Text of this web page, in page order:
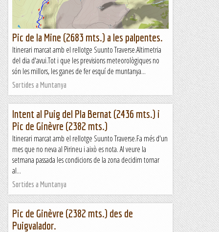
Pic de la Mine (2683 mts.) a les palpentes.
Itinerari marcat amb el rellotge Suunto Traverse.Altimetria
del dia d'avui.Tot i que les previsions meteorològiques no
són les millors, les ganes de fer esquí de muntanya...
Sortides a Muntanya
Intent al Puig del Pla Bernat (2436 mts.) i
Pic de Ginèvre (2382 mts.)
Itinerari marcat amb el rellotge Suunto Traverse.Fa més d'un
mes que no neva al Pirineu i això es nota. Al veure la
setmana passada les condicions de la zona decidim tornar
al...
Sortides a Muntanya
Pic de Ginèvre (2382 mts.) des de
Puigvalador.